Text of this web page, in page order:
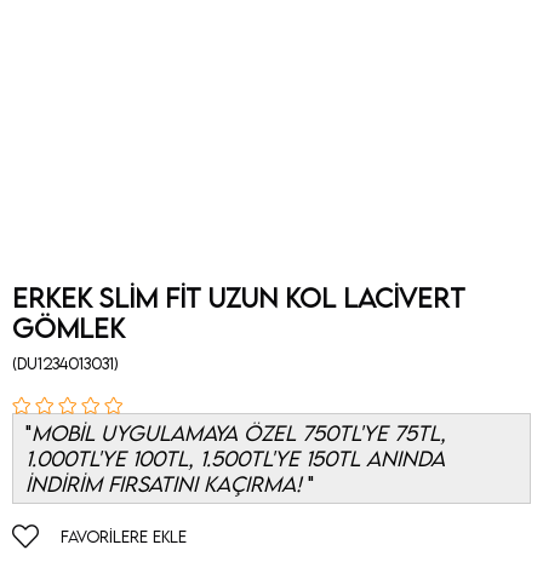
Erkek Slim Fit Uzun Kol Lacivert
Gömlek
(DU1234013031)
MOBİL UYGULAMAYA ÖZEL 750TL'YE 75TL,
1.000TL'YE 100TL, 1.500TL'YE 150TL ANINDA
İNDİRİM FIRSATINI KAÇIRMA!
FAVORILERE EKLE